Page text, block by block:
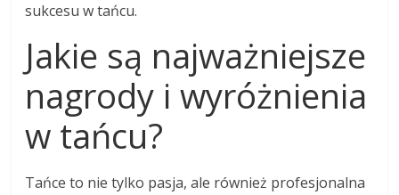
sukcesu w tańcu.
Jakie są najważniejsze
nagrody i wyróżnienia
w tańcu?
Tańce to nie tylko pasja, ale również profesjonalna